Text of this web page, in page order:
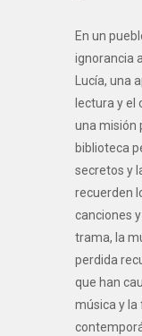
En un
ignorancia
Lucía, una
lectura y el
una misión
biblioteca
secretos y
recuerden
canciones
trama, la
perdida
que han
música y la